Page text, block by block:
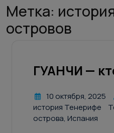
Метка:
островов
ГУАНЧИ —
10 октября, 2025
история Тенерифе
острова, Испания